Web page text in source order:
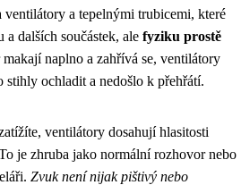
ventilátory a tepelnými trubicemi, které
a dalších součástek, ale fyziku prostě
naplno a zahřívá se, ventilátory
ochladit a nedošlo k přehřátí.
ventilátory dosahují hlasitosti
je zhruba jako normální rozhovor nebo
Zvuk není nijak pištivý nebo